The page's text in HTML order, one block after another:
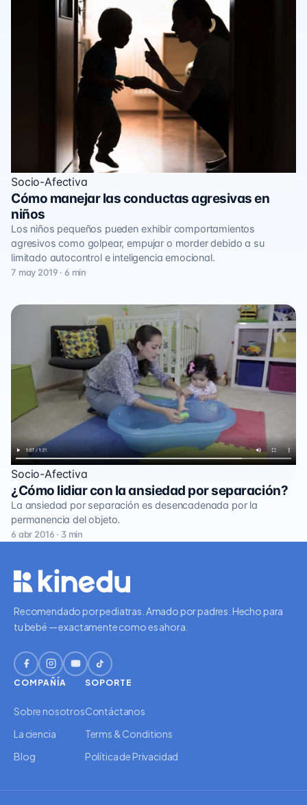
Socio-Afectiva
Cómo manejar las conductas agresivas en
niños
Los niños pequeños pueden exhibir comportamientos
agresivos como golpear, empujar o morder debido a su
limitado autocontrol e inteligencia emocional.
7 may 2019 · 6 min
Socio-Afectiva
¿Cómo lidiar con la ansiedad por separación?
La ansiedad por separación es desencadenada por la
permanencia del objeto.
6 abr 2016 · 3 min
Recomendado por pediatras. Amado por padres. Hecho para
tu bebé — exactamente como es ahora.
COMPAÑÍA
Sobre nosotros
La ciencia
Blog
SOPORTE
Contáctanos
Terms & Conditions
Política de Privacidad